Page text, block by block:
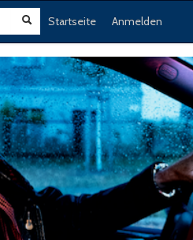
Startseite Anmelden